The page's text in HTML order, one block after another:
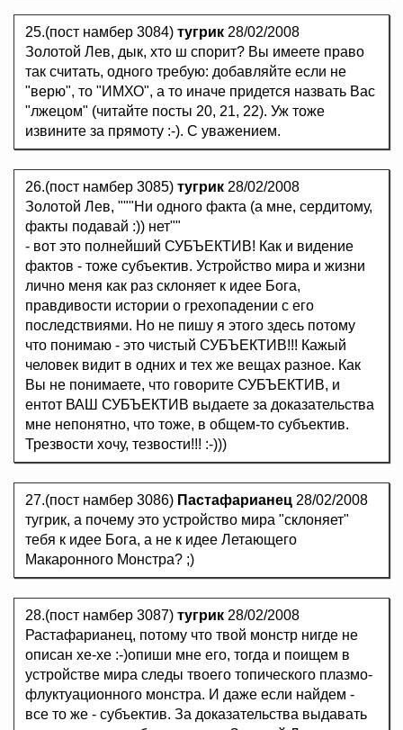
25.(пост намбер 3084) тугрик 28/02/2008
Золотой Лев, дык, хто ш спорит? Вы имеете право
так считать, одного требую: добавляйте если не
"верю", то "ИМХО", а то иначе придется назвать Вас
"лжецом" (читайте посты 20, 21, 22). Уж тоже
извините за прямоту :-). С уважением.
26.(пост намбер 3085) тугрик 28/02/2008
Золотой Лев, """Ни одного факта (а мне, сердитому,
факты подавай :)) нет""
- вот это полнейший СУБЪЕКТИВ! Как и видение
фактов - тоже субъектив. Устройство мира и жизни
лично меня как раз склоняет к идее Бога,
правдивости истории о грехопадении с его
последствиями. Но не пишу я этого здесь потому
что понимаю - это чистый СУБЪЕКТИВ!!! Кажый
человек видит в одних и тех же вещах разное. Как
Вы не понимаете, что говорите СУБЪЕКТИВ, и
ентот ВАШ СУБЪЕКТИВ выдаете за доказательства
мне непонятно, что тоже, в общем-то субъектив.
Трезвости хочу, тезвости!!! :-)))
27.(пост намбер 3086) Пастафарианец 28/02/2008
тугрик, а почему это устройство мира "склоняет"
тебя к идее Бога, а не к идее Летающего
Макаронного Монстра? ;)
28.(пост намбер 3087) тугрик 28/02/2008
Растафарианец, потому что твой монстр нигде не
описан хе-хе :-)опиши мне его, тогда и поищем в
устройстве мира следы твоего топического плазмо-
флуктуационного монстра. И даже если найдем -
все то же - субъектив. За доказательства выдавать